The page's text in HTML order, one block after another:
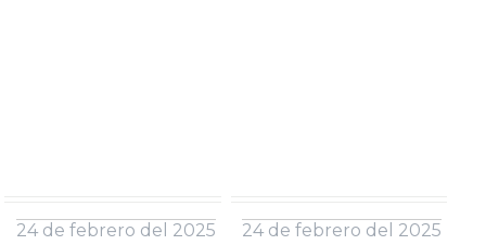
24 de febrero del 2025 24 de febrero del 2025